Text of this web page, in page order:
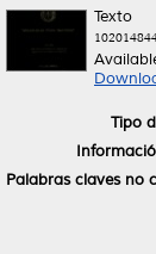
Texto
Tipo
Palabras claves no